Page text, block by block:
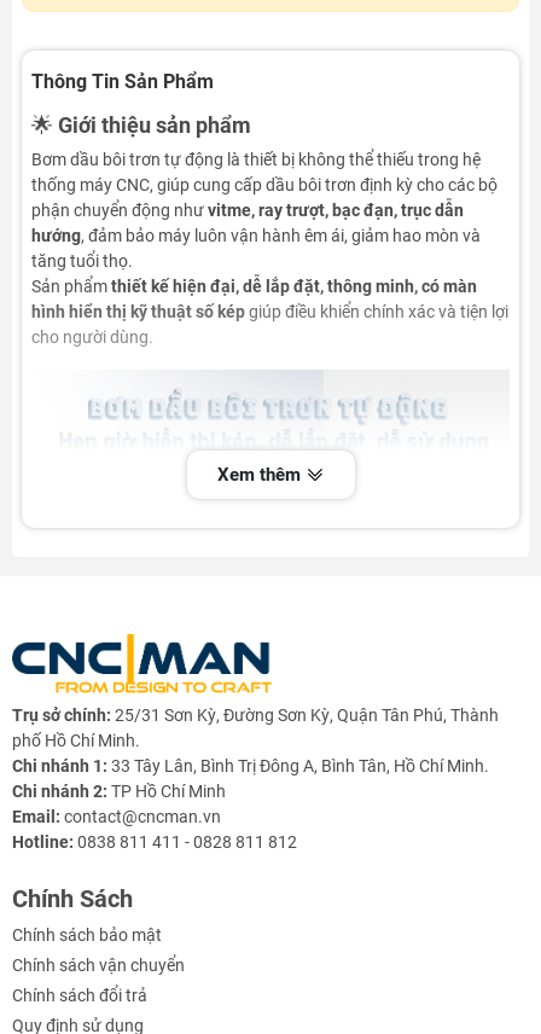
Thông Tin Sản Phẩm
🌟 Giới thiệu sản phẩm
Bơm dầu bôi trơn tự động là thiết bị không thể thiếu trong hệ
thống máy CNC, giúp cung cấp dầu bôi trơn định kỳ cho các bộ
phận chuyển động nhưvitme, ray trượt, bạc đạn, trục dẫn
hướng, đảm bảo máy luôn vận hành êm ái, giảm hao mòn và
tăng tuổi thọ.
Sản phẩmthiết kế hiện đại, dễ lắp đặt, thông minh, có màn
hình hiển thị kỹ thuật số képgiúp điều khiển chính xác và tiện lợi
cho người dùng.
⚙️ĐẶC ĐIỂM NỔI BẬT
Xem thêm
Trụ sở chính: 25/31 Sơn Kỳ, Đường Sơn Kỳ, Quận Tân Phú, Thành
phố Hồ Chí Minh.
Chi nhánh 1: 33 Tây Lân, Bình Trị Đông A, Bình Tân, Hồ Chí Minh.
Chi nhánh 2: TP Hồ Chí Minh
Email: contact@cncman.vn
Hotline: 0838 811 411 - 0828 811 812
Chính Sách
Chính sách bảo mật
Chính sách vận chuyển
Chính sách đổi trả
Quy định sử dụng